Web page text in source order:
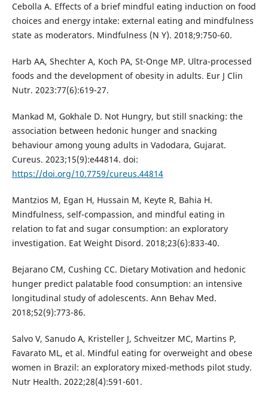
Cebolla A. Effects of a brief mindful eating induction on food
choices and energy intake: external eating and mindfulness
state as moderators. Mindfulness (N Y). 2018;9:750-60.
Harb AA, Shechter A, Koch PA, St-Onge MP. Ultra-processed
foods and the development of obesity in adults. Eur J Clin
Nutr. 2023:77(6):619-27.
Mankad M, Gokhale D. Not Hungry, but still snacking: the
association between hedonic hunger and snacking
behaviour among young adults in Vadodara, Gujarat.
Cureus. 2023;15(9):e44814. doi:
https://doi.org/10.7759/cureus.44814
Mantzios M, Egan H, Hussain M, Keyte R, Bahia H.
Mindfulness, self-compassion, and mindful eating in
relation to fat and sugar consumption: an exploratory
investigation. Eat Weight Disord. 2018;23(6):833-40.
Bejarano CM, Cushing CC. Dietary Motivation and hedonic
hunger predict palatable food consumption: an intensive
longitudinal study of adolescents. Ann Behav Med.
2018;52(9):773-86.
Salvo V, Sanudo A, Kristeller J, Schveitzer MC, Martins P,
Favarato ML, et al. Mindful eating for overweight and obese
women in Brazil: an exploratory mixed-methods pilot study.
Nutr Health. 2022;28(4):591-601.